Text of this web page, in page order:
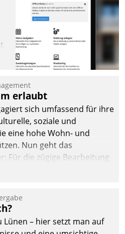
erlaubt
sich umfassend für ihre
soziale und
eine hohe Wohn- und
Nun geht das
Für die zügige Bearbeitung
– richtet das
einen eigenen Kanal
Lünen – hier setzt man auf